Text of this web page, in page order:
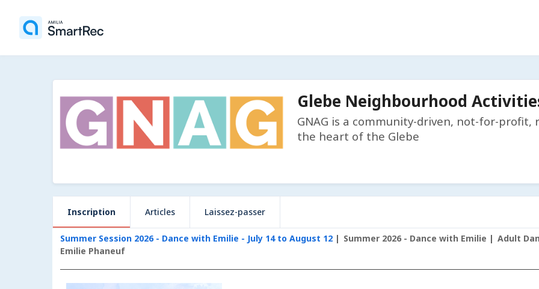
Glebe Neighbourhood
GNAG is a community-driven, not-for-
the heart of the Glebe
Inscription Articles Laissez-passer
Summer Session 2026 - Dance with Emilie - July 14 to August 12 Summer 2026 - Dance with Emilie
Adult
Emilie Phaneuf